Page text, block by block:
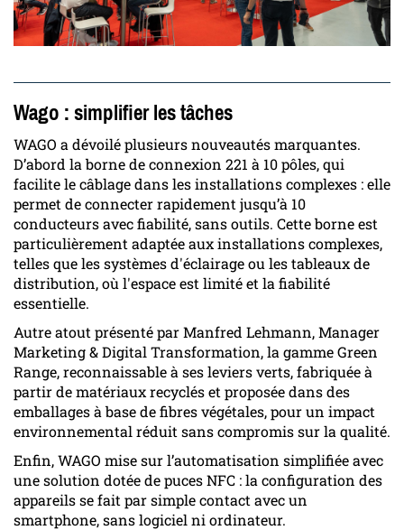
Wago : simplifier les tâches
WAGO a dévoilé plusieurs nouveautés marquantes.
D’abord la borne de connexion 221 à 10 pôles, qui
facilite le câblage dans les installations complexes : elle
permet de connecter rapidement jusqu’à 10
conducteurs avec fiabilité, sans outils. Cette borne est
particulièrement adaptée aux installations complexes,
telles que les systèmes d'éclairage ou les tableaux de
distribution, où l'espace est limité et la fiabilité
essentielle.
Autre atout présenté par Manfred Lehmann, Manager
Marketing & Digital Transformation, la gamme Green
Range, reconnaissable à ses leviers verts, fabriquée à
partir de matériaux recyclés et proposée dans des
emballages à base de fibres végétales, pour un impact
environnemental réduit sans compromis sur la qualité.
Enfin, WAGO mise sur l’automatisation simplifiée avec
une solution dotée de puces NFC : la configuration des
appareils se fait par simple contact avec un
smartphone, sans logiciel ni ordinateur.